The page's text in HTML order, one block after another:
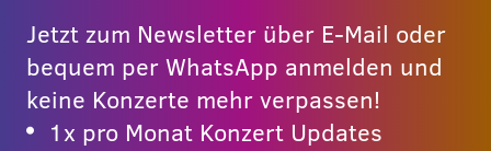
Jetzt zum Newsletter über E-Mail oder
bequem per WhatsApp anmelden und
keine Konzerte mehr verpassen!
1x pro Monat Konzert Updates